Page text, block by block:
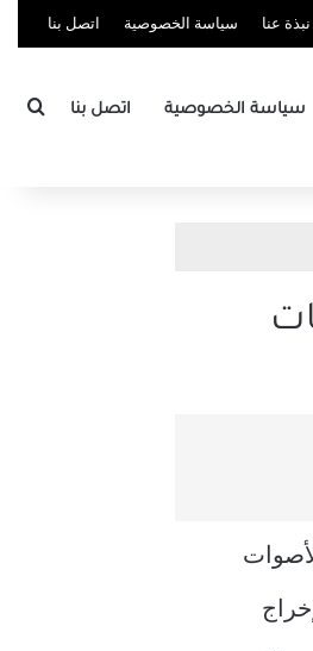
نبذة عنا سياسة الخصوصية اتصل بنا
سياسة الخصوصية اتصل بنا